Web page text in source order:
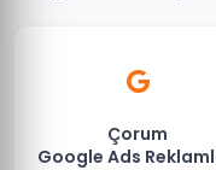
Çorum
Google Ads